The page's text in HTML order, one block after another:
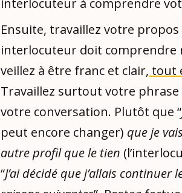
interlocuteur à comprendre
Ensuite, travaillez votre
interlocuteur doit comprendre
veillez à être franc et clair, tout
Travaillez surtout votre phrase
votre conversation. Plutôt que “
peut encore changer) que je
autre profil que le tien
“J’ai décidé que j’allais